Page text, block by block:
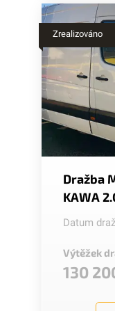
Zrealizováno
Dražba
KAWA
Datum
Výtěžek
130